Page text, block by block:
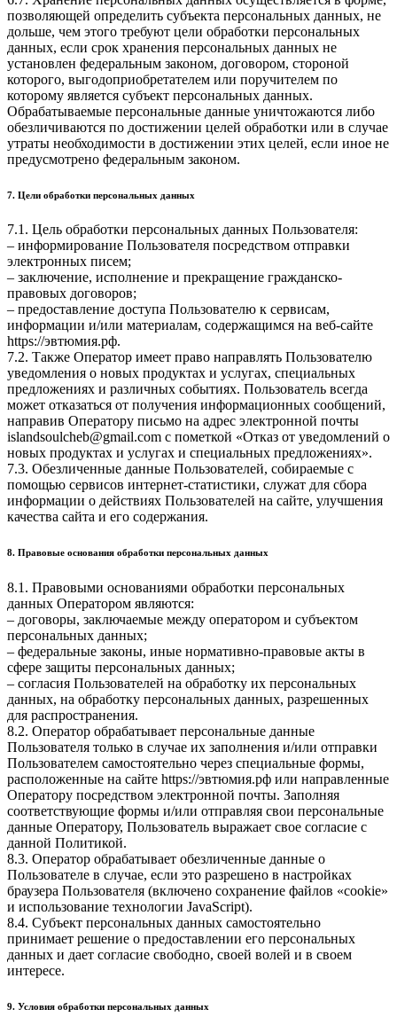
позволяющей определить субъекта персональных данных, не
дольше, чем этого требуют цели обработки персональных
данных, если срок хранения персональных данных не
установлен федеральным законом, договором, стороной
которого, выгодоприобретателем или поручителем по
которому является субъект персональных данных.
Обрабатываемые персональные данные уничтожаются либо
обезличиваются по достижении целей обработки или в случае
утраты необходимости в достижении этих целей, если иное не
предусмотрено федеральным законом.
7. Цели обработки персональных данных
7.1. Цель обработки персональных данных Пользователя:
– информирование Пользователя посредством отправки
электронных писем;
– заключение, исполнение и прекращение гражданско-
правовых договоров;
– предоставление доступа Пользователю к сервисам,
информации и/или материалам, содержащимся на веб-сайте
https://эвтюмия.рф.
7.2. Также Оператор имеет право направлять Пользователю
уведомления о новых продуктах и услугах, специальных
предложениях и различных событиях. Пользователь всегда
может отказаться от получения информационных сообщений,
направив Оператору письмо на адрес электронной почты
islandsoulcheb@gmail.com с пометкой «Отказ от уведомлений о
новых продуктах и услугах и специальных предложениях».
7.3. Обезличенные данные Пользователей, собираемые с
помощью сервисов интернет-статистики, служат для сбора
информации о действиях Пользователей на сайте, улучшения
качества сайта и его содержания.
8. Правовые основания обработки персональных данных
8.1. Правовыми основаниями обработки персональных
данных Оператором являются:
– договоры, заключаемые между оператором и субъектом
персональных данных;
– федеральные законы, иные нормативно-правовые акты в
сфере защиты персональных данных;
– согласия Пользователей на обработку их персональных
данных, на обработку персональных данных, разрешенных
для распространения.
8.2. Оператор обрабатывает персональные данные
Пользователя только в случае их заполнения и/или отправки
Пользователем самостоятельно через специальные формы,
расположенные на сайте https://эвтюмия.рф или направленные
Оператору посредством электронной почты. Заполняя
соответствующие формы и/или отправляя свои персональные
данные Оператору, Пользователь выражает свое согласие с
данной Политикой.
8.3. Оператор обрабатывает обезличенные данные о
Пользователе в случае, если это разрешено в настройках
браузера Пользователя (включено сохранение файлов «cookie»
и использование технологии JavaScript).
8.4. Субъект персональных данных самостоятельно
принимает решение о предоставлении его персональных
данных и дает согласие свободно, своей волей и в своем
интересе.
9. Условия обработки персональных данных